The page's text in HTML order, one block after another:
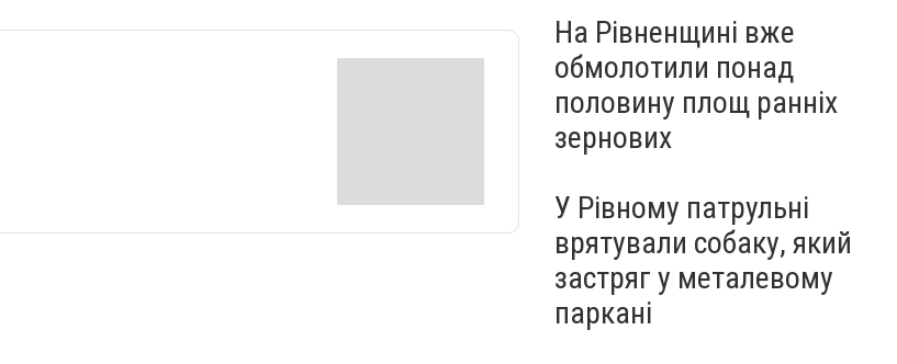
На Рівненщині вже
обмолотили понад
половину площ ранніх
зернових
У Рівному патрульні
врятували собаку, який
застряг у металевому
паркані